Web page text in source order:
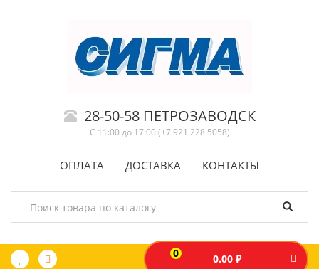
28-50-58 ПЕТРОЗАВОДСК
С 11:00 до 17:00 (+7 921 228 5058)
ОПЛАТА ДОСТАВКА КОНТАКТЫ
0 0.00 ₽